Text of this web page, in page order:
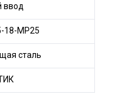
ввод
18-МР25
сталь